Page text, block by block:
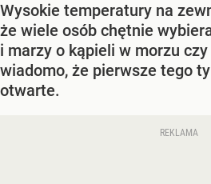
Wysokie temperatury na
że wiele osób chętnie
i marzy o kąpieli w morzu
wiadomo, że pierwsze tego
otwarte.